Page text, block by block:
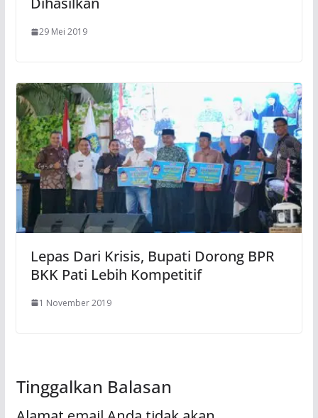
29 Mei 2019
Lepas Dari Krisis, Bupati Dorong BPR
BKK Pati Lebih Kompetitif
1 November 2019
Tinggalkan Balasan